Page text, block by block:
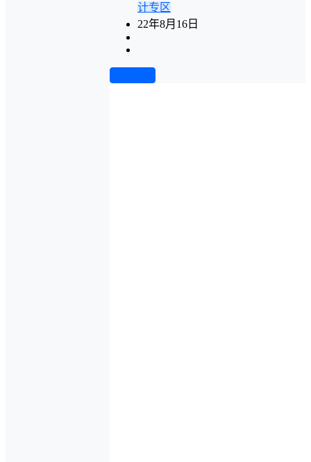
计专区
22年8月16日